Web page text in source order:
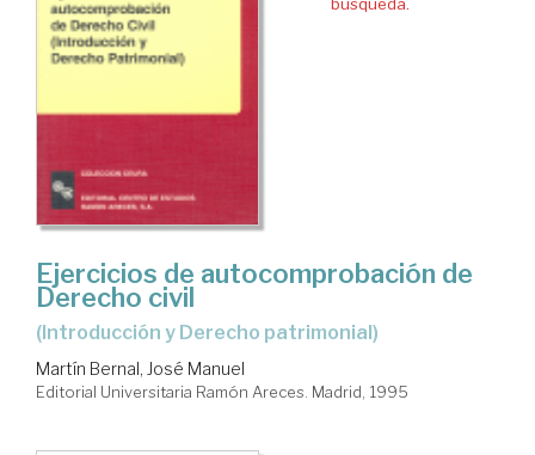
Ejercicios de autocomprobación de
Derecho civil
(Introducción y Derecho patrimonial)
Martín Bernal, José Manuel
Editorial Universitaria Ramón Areces. Madrid, 1995